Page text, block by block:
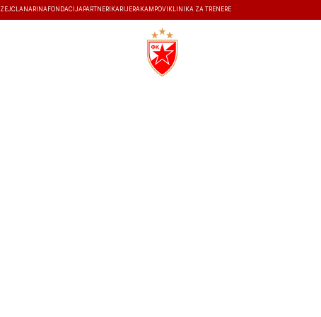
ČLANARINA FONDACIJA PARTNERI KARIJERA KAMPOVI KLINIKA ZA TRENERE